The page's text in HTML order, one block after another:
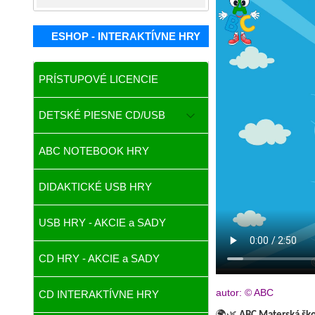
ESHOP - INTERAKTÍVNE HRY
PRÍSTUPOVÉ LICENCIE
DETSKÉ PIESNE CD/USB
ABC NOTEBOOK HRY
DIDAKTICKÉ USB HRY
USB HRY - AKCIE a SADY
CD HRY - AKCIE a SADY
CD INTERAKTÍVNE HRY
autor: © ABC